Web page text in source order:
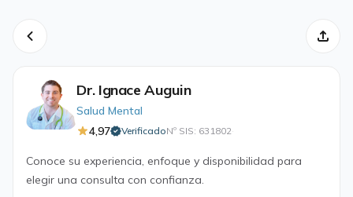
Dr. Ignace Auguin
Salud Mental
4,97
VerificadoNº SIS: 631802·
Conoce su experiencia, enfoque y disponibilidad para
elegir una consulta con confianza.